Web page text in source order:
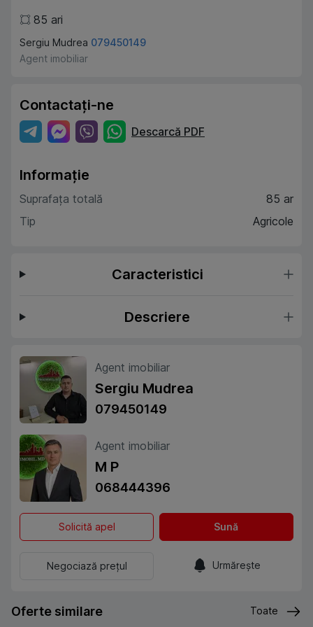
85 ari
Sergiu Mudrea 079450149
Agent imobiliar
Contactați-ne
Descarcă PDF
Informație
Suprafața totală
85 ar
Tip
Agricole
Caracteristici
Descriere
Agent imobiliar
Sergiu Mudrea
079450149
Agent imobiliar
M P
068444396
Solicită apel Sună
Negociază prețul Urmărește
Oferte similare Toate